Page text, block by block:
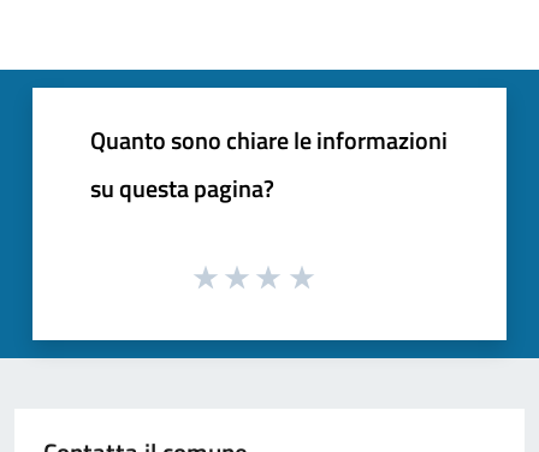
Quanto sono chiare le informazioni
su questa pagina?